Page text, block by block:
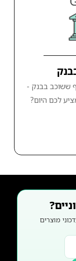
ששוכב בבנק -
לכם היום?
מוצרים